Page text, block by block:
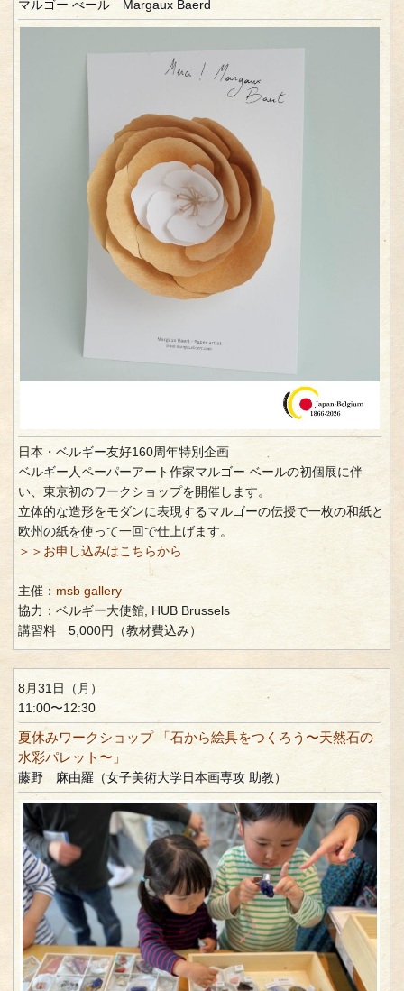
マルゴー べール Margaux Baerd
日本・ベルギー友好160周年特別企画
ベルギー人ペーパーアート作家マルゴー ベールの初個展に伴
い、東京初のワークショップを開催します。
立体的な造形をモダンに表現するマルゴーの伝授で一枚の和紙と
欧州の紙を使って一回で仕上げます。
＞＞お申し込みはこちらから
主催： msb gallery
協力：ベルギー大使館, HUB Brussels
講習料 5,000円（教材費込み）
8月31日（月）
11:00〜12:30
夏休みワークショップ 「石から絵具をつくろう〜天然石の
水彩パレット〜」
藤野 麻由羅（女子美術大学日本画専攻 助教）